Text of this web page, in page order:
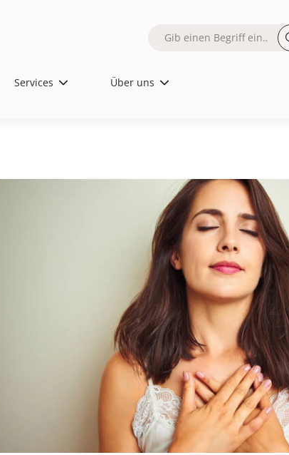
Services Über uns
Fulltext